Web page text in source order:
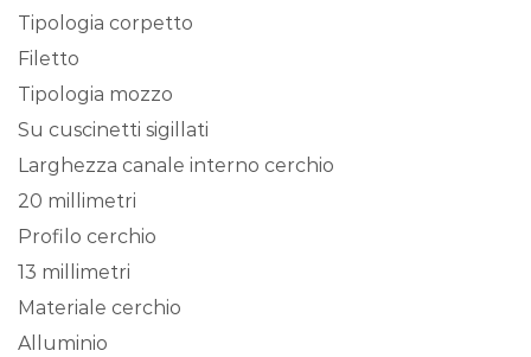
Tipologia corpetto
Filetto
Tipologia mozzo
Su cuscinetti sigillati
Larghezza canale interno cerchio
20 millimetri
Profilo cerchio
13 millimetri
Materiale cerchio
Alluminio